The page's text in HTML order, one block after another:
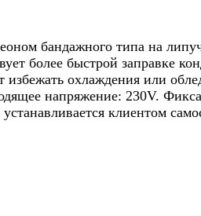
бандажного типа на
более быстрой заправке
избежать охлаждения или
напряжение: 230V.
клиентом